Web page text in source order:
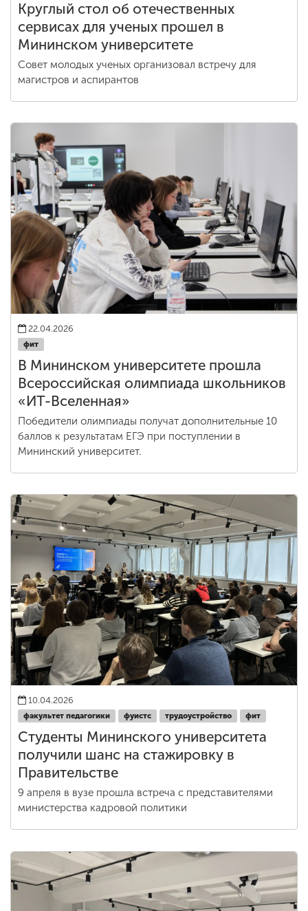
Круглый стол об отечественных
сервисах для ученых прошел в
Мининском университете
Совет молодых ученых организовал встречу для
магистров и аспирантов
22.04.2026
фит
В Мининском университете прошла
Всероссийская олимпиада школьников
«ИТ-Вселенная»
Победители олимпиады получат дополнительные 10
баллов к результатам ЕГЭ при поступлении в
Мининский университет.
10.04.2026
факультет педагогики фуистс трудоустройство фит
Студенты Мининского университета
получили шанс на стажировку в
Правительстве
9 апреля в вузе прошла встреча с представителями
министерства кадровой политики